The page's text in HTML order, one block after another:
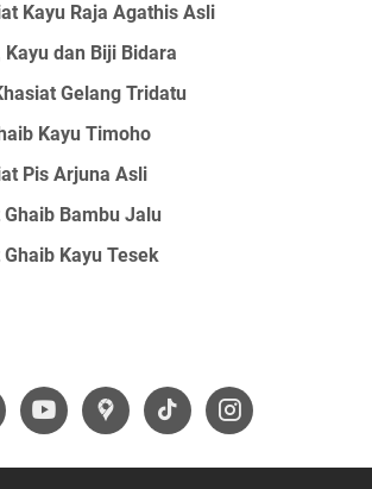
Kayu Raja Agathis Asli
Kayu dan Biji Bidara
Gelang Tridatu
Kayu Timoho
Pis Arjuna Asli
Bambu Jalu
Kayu Tesek